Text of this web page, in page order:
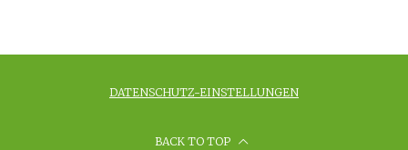
DATENSCHUTZ-EINSTELLUNGEN
BACK TO TOP